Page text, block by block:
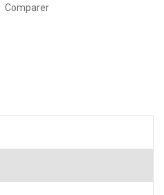
Comparer